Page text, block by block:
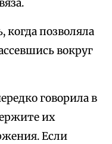
когда позволяла
вокруг
говорила в
их
Если